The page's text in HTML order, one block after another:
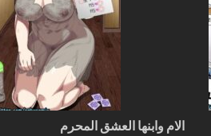
الام وابنها العشق المحرم